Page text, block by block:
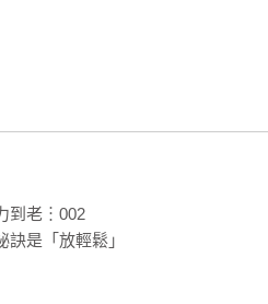
善身體的各種小狀況。
到老︙002
是「放輕鬆」